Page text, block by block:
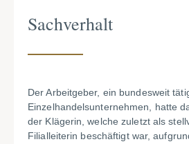
Sachverhalt
Der Arbeitgeber, ein bundesweit
Einzelhandelsunternehmen, hatte
der Klägerin, welche zuletzt als
Filialleiterin beschäftigt war,